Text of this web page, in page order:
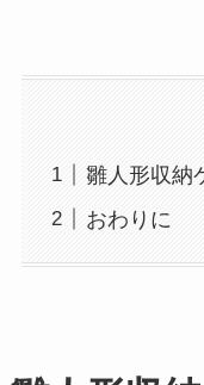
雛人形収納
おわりに